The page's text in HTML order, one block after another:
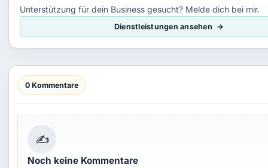
Unterstützung für dein Business gesucht? Melde dich bei mir.
Dienstleistungen ansehen
0 Kommentare
✍
Noch keine Kommentare